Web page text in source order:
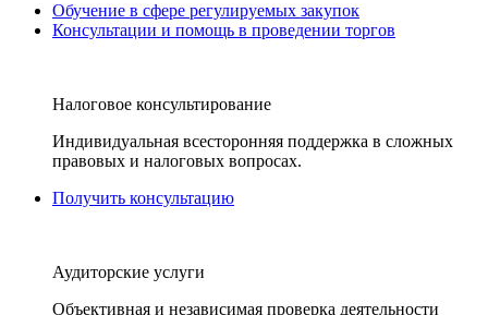
Обучение в сфере регулируемых закупок
Консультации и помощь в проведении торгов
Налоговое консультирование
Индивидуальная всесторонняя поддержка в сложных
правовых и налоговых вопросах.
Получить консультацию
Аудиторские услуги
Объективная и независимая проверка деятельности